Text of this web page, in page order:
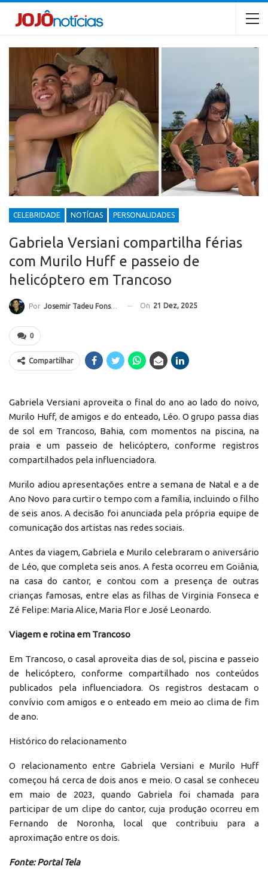
CELEBRIDADE NOTÍCIAS PERSONALIDADES
Gabriela Versiani compartilha férias
com Murilo Huff e passeio de
helicóptero em Trancoso
Por Josemir Tadeu Fonseca On 21 Dez, 2025
0
Compartilhar
Gabriela Versiani aproveita o final do ano ao lado do noivo,
Murilo Huff, de amigos e do enteado, Léo. O grupo passa dias
de sol em Trancoso, Bahia, com momentos na piscina, na
praia e um passeio de helicóptero, conforme registros
compartilhados pela influenciadora.
Murilo adiou apresentações entre a semana de Natal e a de
Ano Novo para curtir o tempo com a família, incluindo o filho
de seis anos. A decisão foi anunciada pela própria equipe de
comunicação dos artistas nas redes sociais.
Antes da viagem, Gabriela e Murilo celebraram o aniversário
de Léo, que completa seis anos. A festa ocorreu em Goiânia,
na casa do cantor, e contou com a presença de outras
crianças famosas, entre elas as filhas de Virginia Fonseca e
Zé Felipe: Maria Alice, Maria Flor e José Leonardo.
Viagem e rotina em Trancoso
Em Trancoso, o casal aproveita dias de sol, piscina e passeio
de helicóptero, conforme compartilhado nos conteúdos
publicados pela influenciadora. Os registros destacam o
convívio com amigos e o enteado em meio ao clima de fim
de ano.
Histórico do relacionamento
O relacionamento entre Gabriela Versiani e Murilo Huff
começou há cerca de dois anos e meio. O casal se conheceu
em maio de 2023, quando Gabriela foi chamada para
participar de um clipe do cantor, cuja produção ocorreu em
Fernando de Noronha, local que contribuiu para a
aproximação entre os dois.
Fonte: Portal Tela